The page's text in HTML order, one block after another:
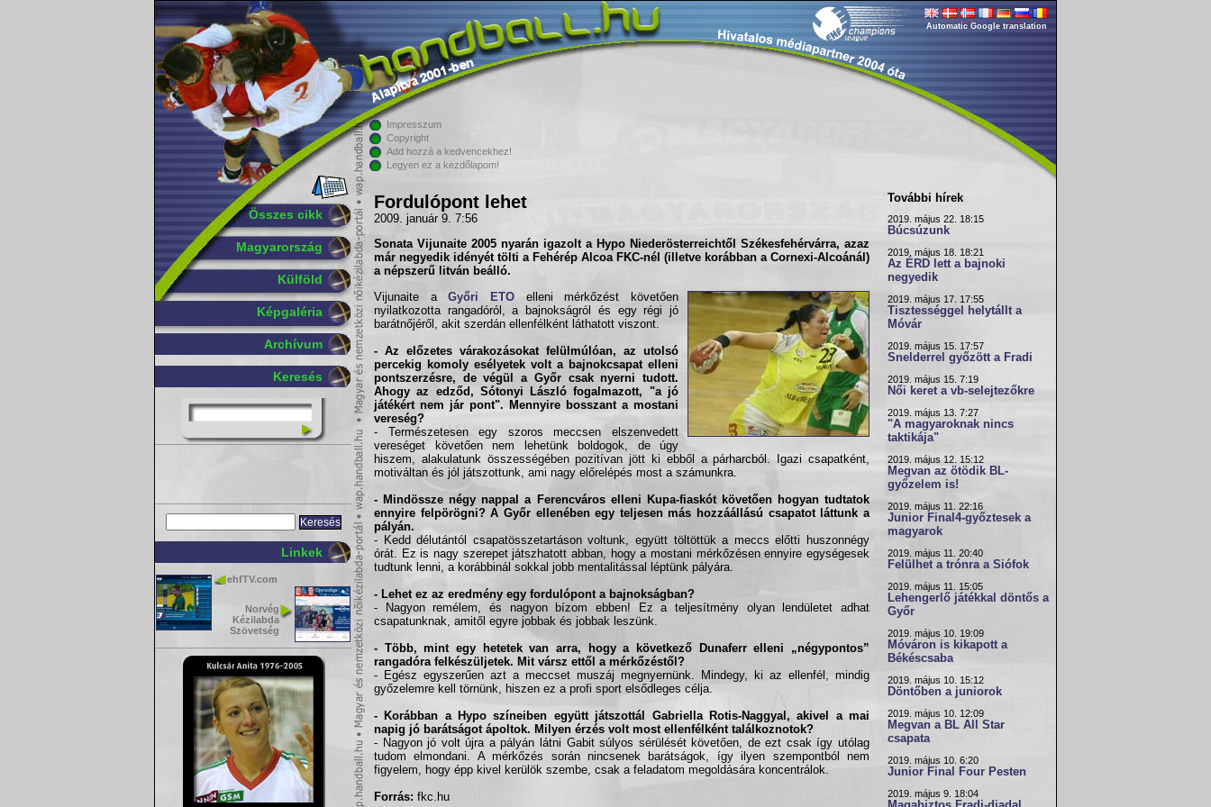
Összes cikk
Magyarország
Külföld
Képgaléria
Archívum
Keresés
Linkek
ehfTV.com
Norvég
Kézilabda
Szövetség
Automatic Google translation
Impresszum
Copyright
Add hozzá a kedvencekhez!
Legyen ez a kezdőlapom!
Fordulópont lehet
2009. január 9. 7:56
Sonata Vijunaite 2005 nyarán igazolt a Hypo Niederösterreichtől Székesfehérvárra, azaz
már negyedik idényét tölti a Fehérép Alcoa FKC-nél (illetve korábban a Cornexi-Alcoánál)
a népszerű litván beálló.
Vijunaite aGyőri ETO elleni mérkőzést követően
nyilatkozotta rangadóról, a bajnokságról és egy régi jó
barátnőjéről, akit szerdán ellenfélként láthatott viszont.
- Az előzetes várakozásokat felülmúlóan, az utolsó
percekig komoly esélyetek volt a bajnokcsapat elleni
pontszerzésre, de végül a Győr csak nyerni tudott.
Ahogy az edződ, Sótonyi László fogalmazott, "a jó
játékért nem jár pont". Mennyire bosszant a mostani
vereség?
- Természetesen egy szoros meccsen elszenvedett
vereséget követően nem lehetünk boldogok, de úgy
hiszem, alakulatunk összességében pozitívan jött ki ebből a párharcból. Igazi csapatként,
motiváltan és jól játszottunk, ami nagy előrelépés most a számunkra.
- Mindössze négy nappal a Ferencváros elleni Kupa-fiaskót követően hogyan tudtatok
ennyire felpörögni? A Győr ellenében egy teljesen más hozzáállású csapatot láttunk a
pályán.
- Kedd délutántól csapatösszetartáson voltunk, együtt töltöttük a meccs előtti huszonnégy
órát. Ez is nagy szerepet játszhatott abban, hogy a mostani mérkőzésen ennyire egységesek
tudtunk lenni, a korábbinál sokkal jobb mentalitással léptünk pályára.
- Lehet ez az eredmény egy fordulópont a bajnokságban?
- Nagyon remélem, és nagyon bízom ebben! Ez a teljesítmény olyan lendületet adhat
csapatunknak, amitől egyre jobbak és jobbak leszünk.
- Több, mint egy hetetek van arra, hogy a következő Dunaferr elleni „négypontos”
rangadóra felkészüljetek. Mit vársz ettől a mérkőzéstől?
- Egész egyszerűen azt a meccset muszáj megnyernünk. Mindegy, ki az ellenfél, mindig
győzelemre kell törnünk, hiszen ez a profi sport elsődleges célja.
- Korábban a Hypo színeiben együtt játszottál Gabriella Rotis-Naggyal, akivel a mai
napig jó barátságot ápoltok. Milyen érzés volt most ellenfélként találkoznotok?
- Nagyon jó volt újra a pályán látni Gabit súlyos sérülését követően, de ezt csak így utólag
tudom elmondani. A mérkőzés során nincsenek barátságok, így ilyen szempontból nem
figyelem, hogy épp kivel kerülök szembe, csak a feladatom megoldására koncentrálok.
Forrás: fkc.hu
További hírek
2019. május 22. 18:15
Búcsúzunk
2019. május 18. 18:21
Az ÉRD lett a bajnoki
negyedik
2019. május 17. 17:55
Tisztességgel helytállt a
Móvár
2019. május 15. 17:57
Snelderrel győzött a Fradi
2019. május 15. 7:19
Női keret a vb-selejtezőkre
2019. május 13. 7:27
"A magyaroknak nincs
taktikája"
2019. május 12. 15:12
Megvan az ötödik BL-
győzelem is!
2019. május 11. 22:16
Junior Final4-győztesek a
magyarok
2019. május 11. 20:40
Felülhet a trónra a Siófok
2019. május 11. 15:05
Lehengerlő játékkal döntős a
Győr
2019. május 10. 19:09
Móváron is kikapott a
Békéscsaba
2019. május 10. 15:12
Döntőben a juniorok
2019. május 10. 12:09
Megvan a BL All Star
csapata
2019. május 10. 6:20
Junior Final Four Pesten
2019. május 9. 18:04